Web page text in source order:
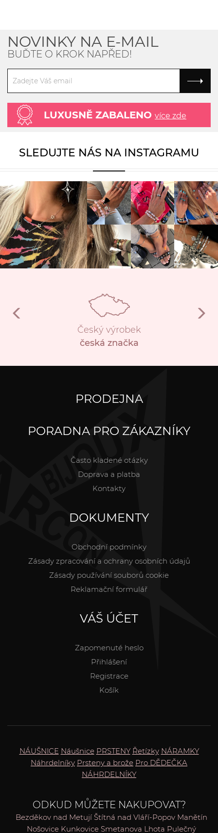
NOVINKY NA E-MAIL
BUĎTE O KROK NAPŘED!
LUXUSNĚ ZABALENO více zde
SLEDUJTE NÁS NA INSTAGRAMU
Český výrobek
česká značka
PRODEJNA
PORADNA PRO ZÁKAZNÍKY
Často kladené otázky
Doprava a platba
Kontakty
DOKUMENTY
Obchodní podmínky
Zásady zpracování a ochrany osobních údajů
Zásady používání souborů cookie
Reklamační formulář
VÁŠ ÚČET
Zapomenuté heslo
Přihlášení
Registrace
Košík
NÁUŠNICE Náušnice PRSTENY Řetízky NÁRAMKY
Náhrdelníky Prsteny a brože Pro DĚDEČKA
NÁHRDELNÍKY
ODKUD MŮŽETE NAKUPOVAT?
Bezděkov nad Metují Štítná nad Vláří-Popov Manětín
Nošovice Kunkovice Smetanova Lhota Pulečný